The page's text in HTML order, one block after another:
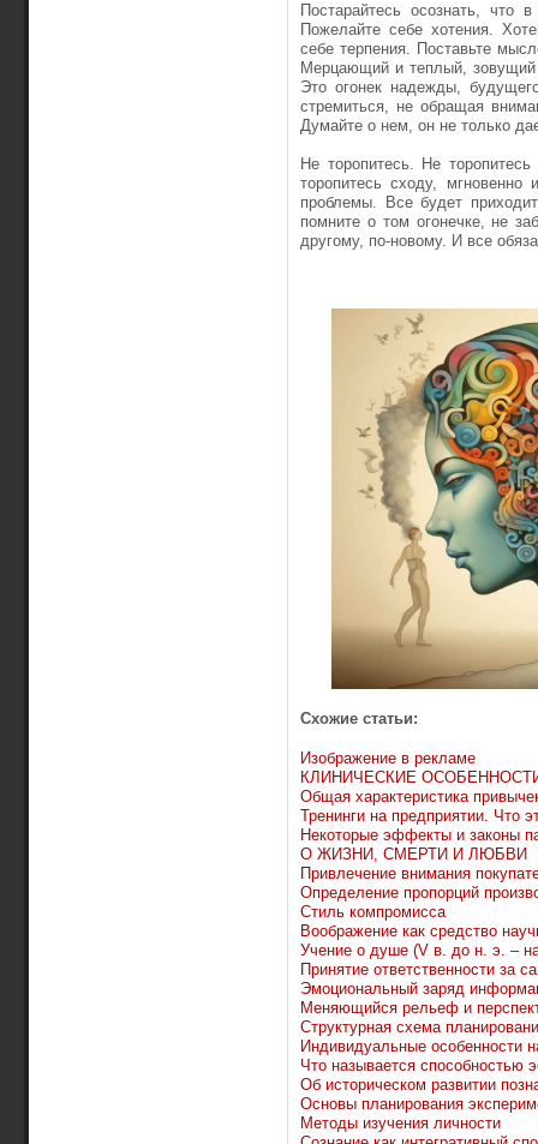
Постарайтесь осознать,
Пожелайте себе хотения.
себе терпения. Поставьте
Мерцающий и теплый, зовущий
Это огонек надежды,
стремиться, не обращая
Думайте о нем, он не только
Не торопитесь. Не
торопитесь сходу, мгновенно
проблемы. Все будет
помните о том огонечке, не
другому, по-новому. И все
Схожие статьи:
Изображение в рекламе
КЛИНИЧЕСКИЕ
Общая характеристика
Тренинги на предприятии. Что
Некоторые эффекты и законы
О ЖИЗНИ, СМЕРТИ И ЛЮБВИ
Привлечение внимания
Определение пропорций
Стиль компромисса
Воображение как средство
Учение о душе (V в. до н. э. –
Принятие ответственности за
Эмоциональный заряд
Меняющийся рельеф и
Структурная схема
Индивидуальные особенности
Что называется способностью
Об историческом развитии
Основы планирования
Методы изучения личности